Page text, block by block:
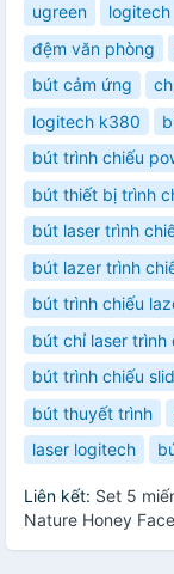
ugreen logitech
đệm văn phòng
bút cảm ứng
logitech k380
bút trình chiếu
bút thiết bị trình
bút laser trình
bút lazer trình
bút trình chiếu
bút chỉ laser trình
bút trình chiếu
bút thuyết trình
laser logitech
Liên kết: Set 5
Nature Honey